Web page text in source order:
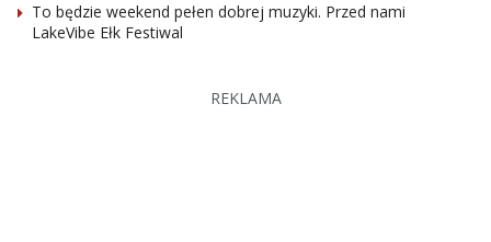
To będzie weekend pełen dobrej muzyki. Przed nami
LakeVibe Ełk Festiwal
REKLAMA